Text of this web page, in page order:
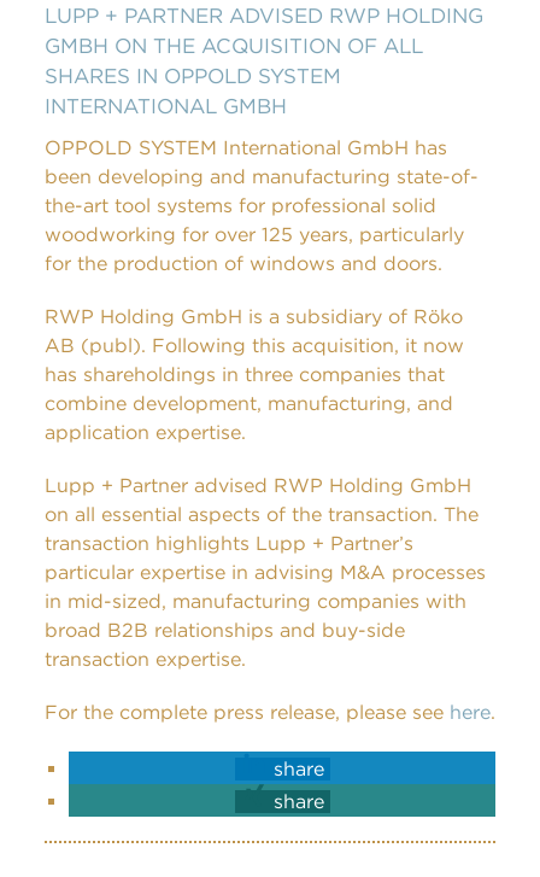
LUPP + PARTNER ADVISED RWP HOLDING
GMBH ON THE ACQUISITION OF ALL
SHARES IN OPPOLD SYSTEM
INTERNATIONAL GMBH
OPPOLD SYSTEM International GmbH has
been developing and manufacturing state-of-
the-art tool systems for professional solid
woodworking for over 125 years, particularly
for the production of windows and doors.
RWP Holding GmbH is a subsidiary of Röko
AB (publ). Following this acquisition, it now
has shareholdings in three companies that
combine development, manufacturing, and
application expertise.
Lupp + Partner advised RWP Holding GmbH
on all essential aspects of the transaction. The
transaction highlights Lupp + Partner’s
particular expertise in advising M&A processes
in mid-sized, manufacturing companies with
broad B2B relationships and buy-side
transaction expertise.
For the complete press release, please see here.
share
share